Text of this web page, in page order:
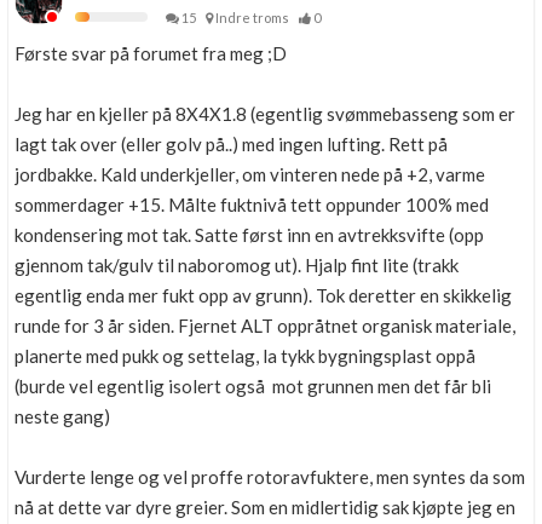
15
Indre troms 0
Første svar på forumet fra meg ;D
Jeg har en kjeller på 8X4X1.8 (egentlig svømmebasseng som er
lagt tak over (eller golv på..) med ingen lufting. Rett på
jordbakke. Kald underkjeller, om vinteren nede på +2, varme
sommerdager +15. Målte fuktnivå tett oppunder 100% med
kondensering mot tak. Satte først inn en avtrekksvifte (opp
gjennom tak/gulv til naboromog ut). Hjalp fint lite (trakk
egentlig enda mer fukt opp av grunn). Tok deretter en skikkelig
runde for 3 år siden. Fjernet ALT oppråtnet organisk materiale,
planerte med pukk og settelag, la tykk bygningsplast oppå
(burde vel egentlig isolert også mot grunnen men det får bli
neste gang)
Vurderte lenge og vel proffe rotoravfuktere, men syntes da som
nå at dette var dyre greier. Som en midlertidig sak kjøpte jeg en